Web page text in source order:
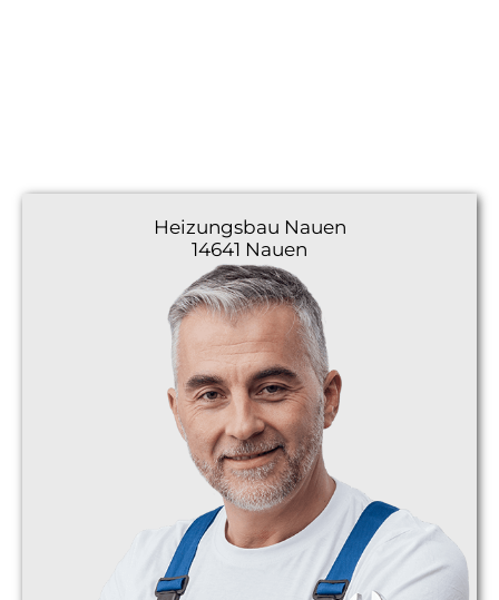
Heizungsbau Nauen
14641 Nauen